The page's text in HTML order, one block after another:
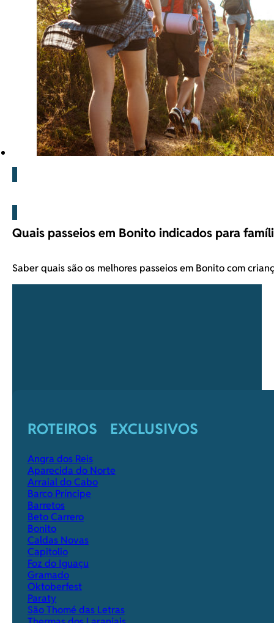
Quais passeios em Bonito indicados para
Saber quais são os melhores passeios em Bonito com
ROTEIROS EXCLUSIVOS
Angra dos Reis
Aparecida do Norte
Arraial do Cabo
Barco Príncipe
Barretos
Beto Carrero
Bonito
Caldas Novas
Capitolio
Foz do Iguaçu
Gramado
Oktoberfest
Paraty
São Thomé das Letras